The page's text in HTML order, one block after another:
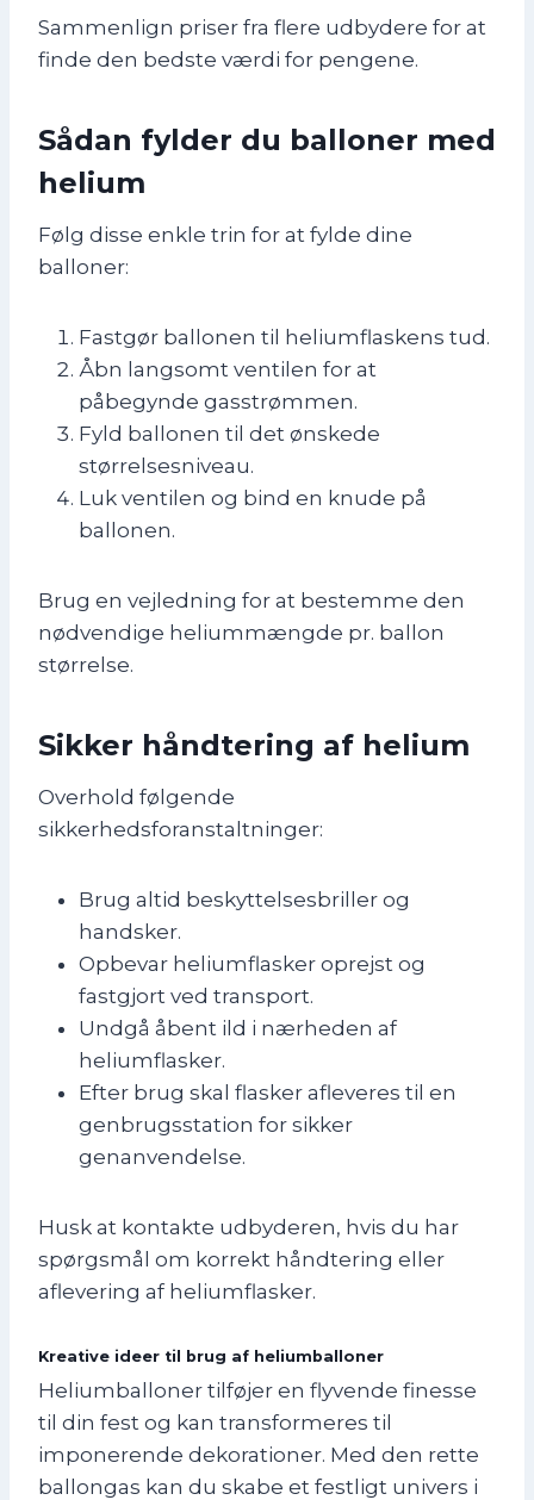
Sammenlign priser fra flere udbydere for at
finde den bedste værdi for pengene.
Sådan fylder du balloner med
helium
Følg disse enkle trin for at fylde dine
balloner:
Fastgør ballonen til heliumflaskens tud.
Åbn langsomt ventilen for at
påbegynde gasstrømmen.
Fyld ballonen til det ønskede
størrelsesniveau.
Luk ventilen og bind en knude på
ballonen.
Brug en vejledning for at bestemme den
nødvendige heliummængde pr. ballon
størrelse.
Sikker håndtering af helium
Overhold følgende
sikkerhedsforanstaltninger:
Brug altid beskyttelsesbriller og
handsker.
Opbevar heliumflasker oprejst og
fastgjort ved transport.
Undgå åbent ild i nærheden af
heliumflasker.
Efter brug skal flasker afleveres til en
genbrugsstation for sikker
genanvendelse.
Husk at kontakte udbyderen, hvis du har
spørgsmål om korrekt håndtering eller
aflevering af heliumflasker.
Kreative ideer til brug af heliumballoner
Heliumballoner tilføjer en flyvende finesse
til din fest og kan transformeres til
imponerende dekorationer. Med den rette
ballongas kan du skabe et festligt univers i